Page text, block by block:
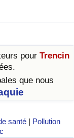
pour Trencin
que nous
santé | Pollution